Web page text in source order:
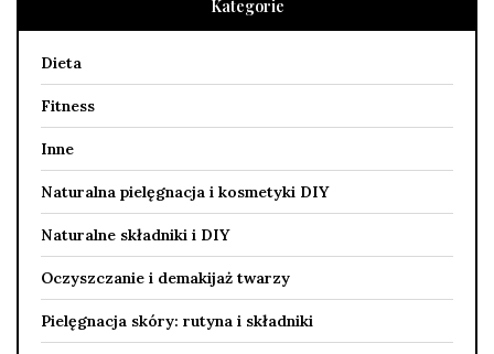
Kategorie
Dieta
Fitness
Inne
Naturalna pielęgnacja i kosmetyki DIY
Naturalne składniki i DIY
Oczyszczanie i demakijaż twarzy
Pielęgnacja skóry: rutyna i składniki